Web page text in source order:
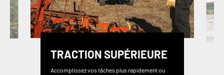
TRACTION SUPÉRIEURE
Accomplissez vos tâches plus rapidement ou